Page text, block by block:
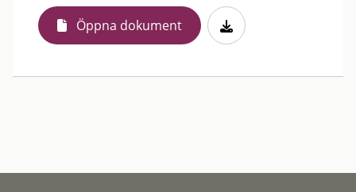
Öppna dokument